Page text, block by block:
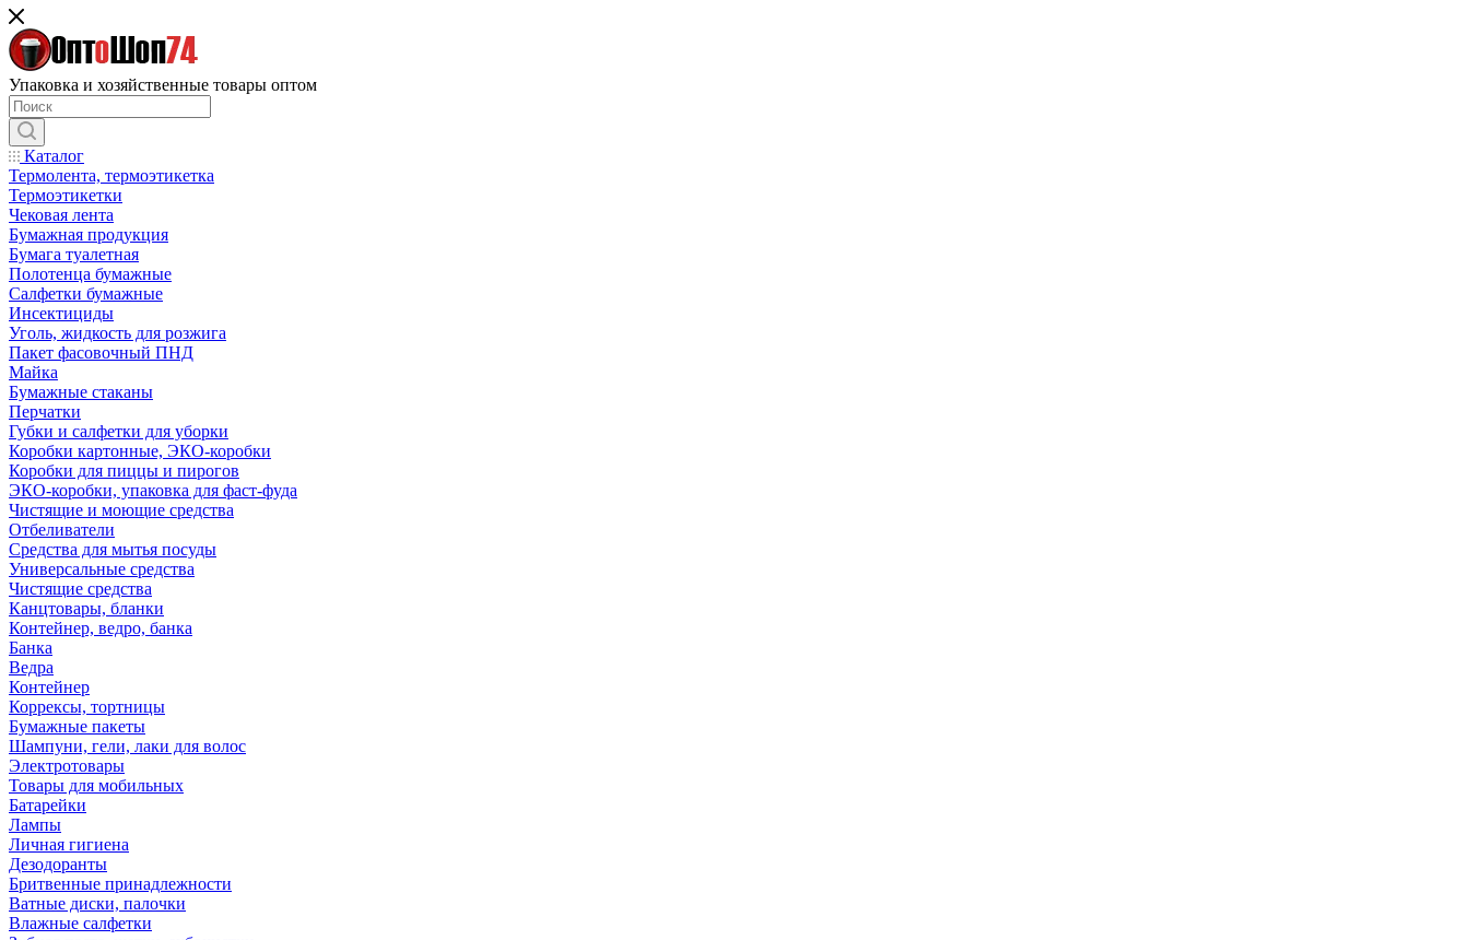
Упаковка и хозяйственные товары оптом
Каталог
Термолента, термоэтикетка
Термоэтикетки
Чековая лента
Бумажная продукция
Бумага туалетная
Полотенца бумажные
Салфетки бумажные
Инсектициды
Уголь, жидкость для розжига
Пакет фасовочный ПНД
Майка
Бумажные стаканы
Перчатки
Губки и салфетки для уборки
Коробки картонные, ЭКО-коробки
Коробки для пиццы и пирогов
ЭКО-коробки, упаковка для фаст-фуда
Чистящие и моющие средства
Отбеливатели
Средства для мытья посуды
Универсальные средства
Чистящие средства
Канцтовары, бланки
Контейнер, ведро, банка
Банка
Ведра
Контейнер
Коррексы, тортницы
Бумажные пакеты
Шампуни, гели, лаки для волос
Электротовары
Товары для мобильных
Батарейки
Лампы
Личная гигиена
Дезодоранты
Бритвенные принадлежности
Ватные диски, палочки
Влажные салфетки